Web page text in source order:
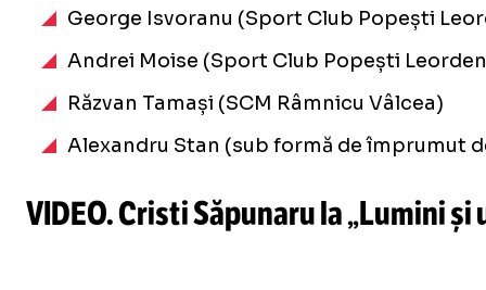
George Isvoranu (Sport Club Popești
Andrei Moise (Sport Club Popești
Răzvan Tamași (SCM Râmnicu Vâlcea)
Alexandru Stan (sub formă de împrumut
VIDEO. Cristi Săpunaru la „Lumini